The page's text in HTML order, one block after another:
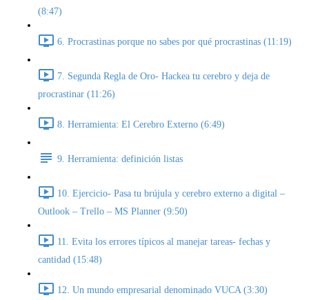
(8:47)
6. Procrastinas porque no sabes por qué procrastinas (11:19)
7. Segunda Regla de Oro- Hackea tu cerebro y deja de
procrastinar (11:26)
8. Herramienta: El Cerebro Externo (6:49)
9. Herramienta: definición listas
10. Ejercicio- Pasa tu brújula y cerebro externo a digital –
Outlook – Trello – MS Planner (9:50)
11. Evita los errores típicos al manejar tareas- fechas y
cantidad (15:48)
12. Un mundo empresarial denominado VUCA (3:30)